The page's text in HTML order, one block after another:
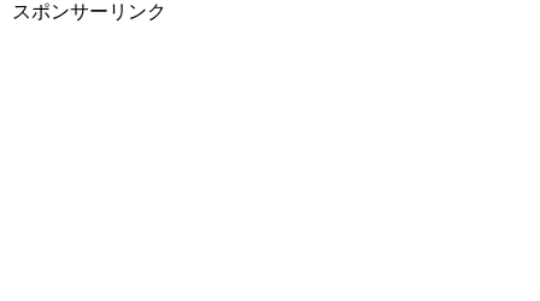
スポンサーリンク